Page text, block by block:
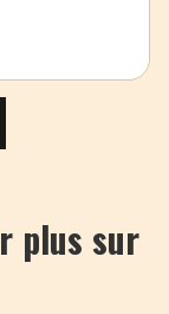
plus sur